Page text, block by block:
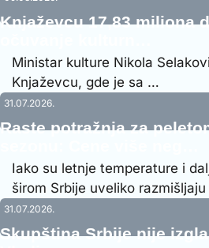
Knjaževcu 17,83 miliona
Ministar kulture Nikola
Knjaževcu, gde je sa …
31.07.2026.
Raste potražnja za
Iako su letnje temperature i
širom Srbije uveliko
31.07.2026.
Skupština Srbije nije